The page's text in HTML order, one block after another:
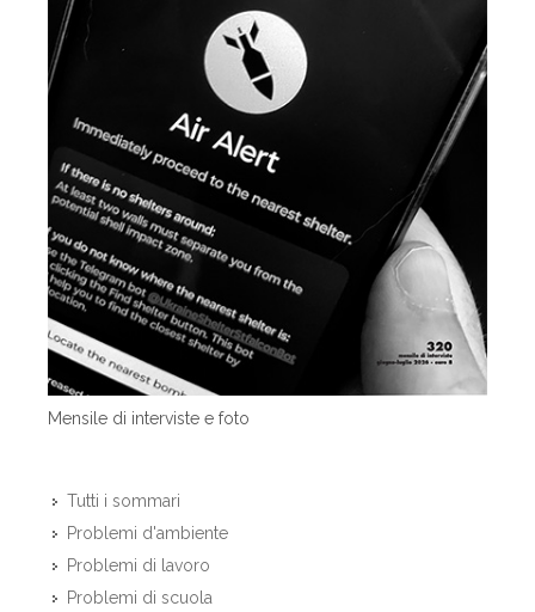
Mensile di interviste e foto
Tutti i sommari
Problemi d'ambiente
Problemi di lavoro
Problemi di scuola